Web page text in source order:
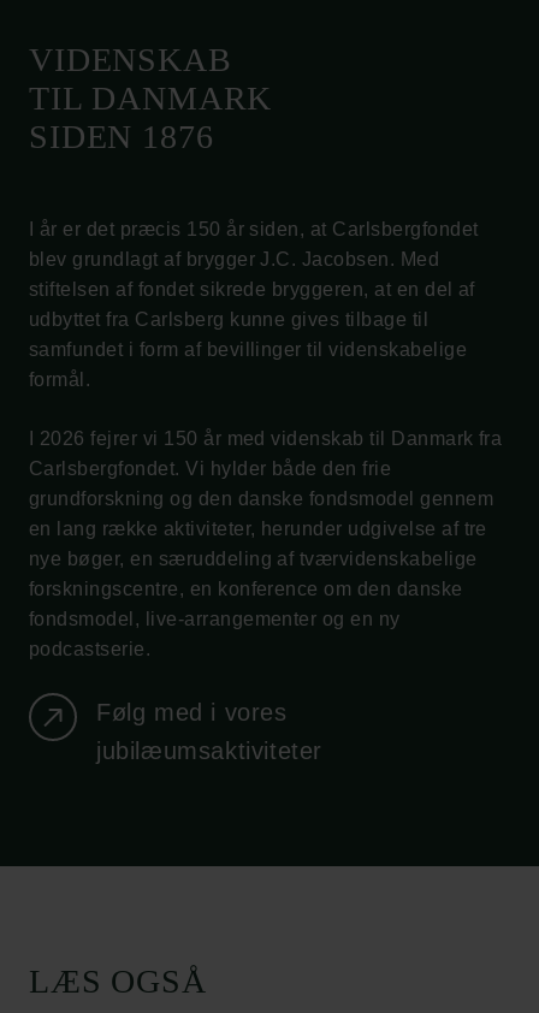
VIDENSKAB
TIL DANMARK
SIDEN 1876
I år er det præcis 150 år siden, at Carlsbergfondet
blev grundlagt af brygger J.C. Jacobsen. Med
stiftelsen af fondet sikrede bryggeren, at en del af
udbyttet fra Carlsberg kunne gives tilbage til
samfundet i form af bevillinger til videnskabelige
formål.
I 2026 fejrer vi 150 år med videnskab til Danmark fra
Carlsbergfondet. Vi hylder både den frie
grundforskning og den danske fondsmodel gennem
en lang række aktiviteter, herunder udgivelse af tre
nye bøger, en særuddeling af tværvidenskabelige
forskningscentre, en konference om den danske
fondsmodel, live-arrangementer og en ny
podcastserie.
Følg med i vores
jubilæumsaktiviteter
LÆS OGSÅ